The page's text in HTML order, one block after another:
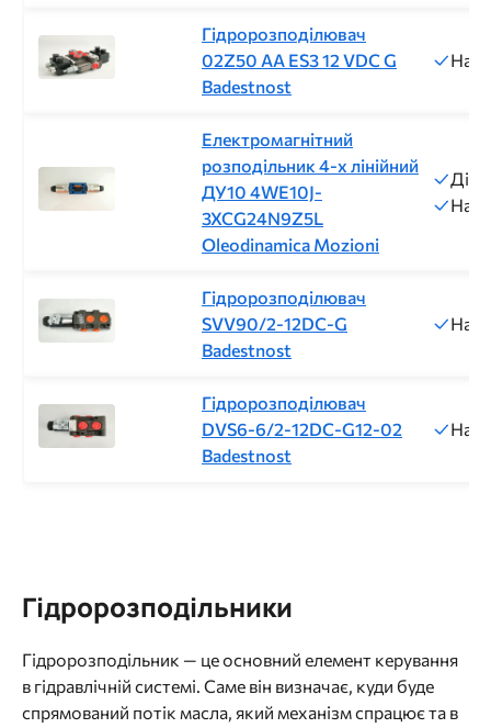
Гідророзподілювач
02Z50 AA ES3 12 VDC G
Badestnost
Електромагнітний
розподільник 4-х лінійний
ДУ10 4WE10J-
3XCG24N9Z5L
Oleodinamica Mozioni
Гідророзподілювач
SVV90/2-12DC-G
Badestnost
Гідророзподілювач
DVS6-6/2-12DC-G12-02
Badestnost
Гідророзподільники
Гідророзподільник — це основний елемент керування
в гідравлічній системі. Саме він визначає, куди буде
спрямований потік масла, який механізм спрацює та в